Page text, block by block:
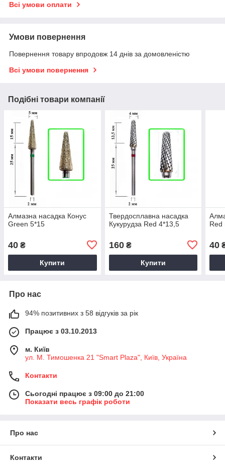
Всі умови оплати
Умови повернення
Повернення товару впродовж 14 днів за домовленістю
Всі умови повернення
Подібні товари компанії
Алмазна насадка Конус
Green 5*15
40 ₴
Купити
Твердосплавна насадка
Кукурудза Red 4*13,5
160₴
Купити
40
Про нас
94% позитивних з 58 відгуків за рік
Працює з 03.10.2013
м. Київ
ул. М. Тимошенка 21 "Smart Plaza", Київ, Україна
Контакти
Сьогодні працює з 09:00 до 21:00
Показати весь графік роботи
Про нас
Контакти